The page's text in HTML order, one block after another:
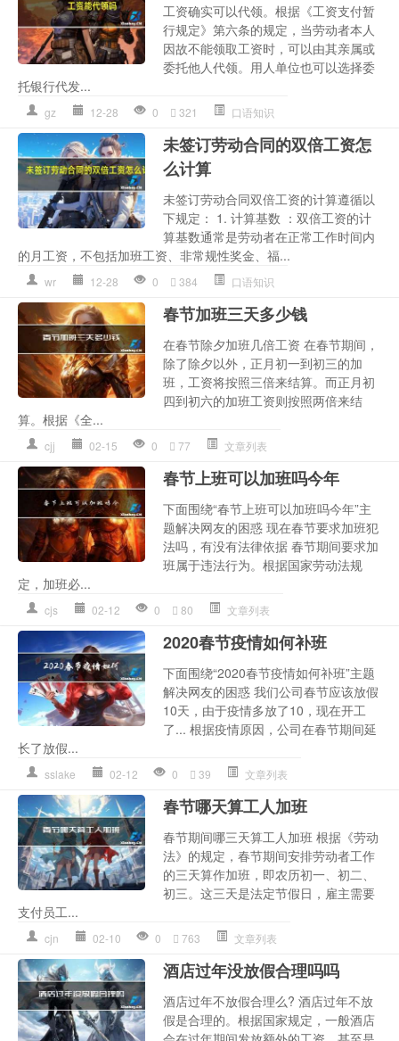
工资确实可以代领。根据《工资支付暂
行规定》第六条的规定，当劳动者本人
因故不能领取工资时，可以由其亲属或
委托他人代领。用人单位也可以选择委
托银行代发...
gz 12-28 0 321 口语知识
未签订劳动合同的双倍工资怎
么计算
未签订劳动合同双倍工资的计算遵循以
下规定： 1. 计算基数 ：双倍工资的计
算基数通常是劳动者在正常工作时间内
的月工资，不包括加班工资、非常规性奖金、福...
wr 12-28 0 384 口语知识
春节加班三天多少钱
在春节除夕加班几倍工资 在春节期间，
除了除夕以外，正月初一到初三的加
班，工资将按照三倍来结算。而正月初
四到初六的加班工资则按照两倍来结
算。根据《全...
cjj 02-15 0 77 文章列表
春节上班可以加班吗今年
下面围绕“春节上班可以加班吗今年”主
题解决网友的困惑 现在春节要求加班犯
法吗，有没有法律依据 春节期间要求加
班属于违法行为。根据国家劳动法规
定，加班必...
cjs 02-12 0 80 文章列表
2020春节疫情如何补班
下面围绕“2020春节疫情如何补班”主题
解决网友的困惑 我们公司春节应该放假
10天，由于疫情多放了10，现在开工
了... 根据疫情原因，公司在春节期间延
长了放假...
sslake 02-12 0 39 文章列表
春节哪天算工人加班
春节期间哪三天算工人加班 根据《劳动
法》的规定，春节期间安排劳动者工作
的三天算作加班，即农历初一、初二、
初三。这三天是法定节假日，雇主需要
支付员工...
cjn 02-10 0 763 文章列表
酒店过年没放假合理吗吗
酒店过年不放假合理么? 酒店过年不放
假是合理的。根据国家规定，一般酒店